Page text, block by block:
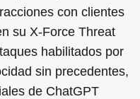
con clientes
su X-Force Threat
habilitados por
sin precedentes,
de ChatGPT